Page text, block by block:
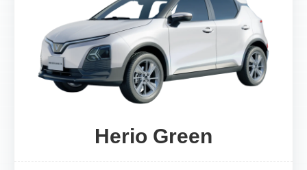
Herio Green